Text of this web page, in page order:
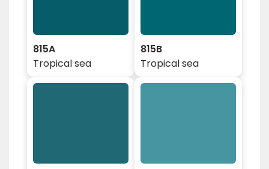
815A
Tropical sea
815B
Tropical sea